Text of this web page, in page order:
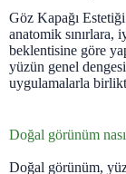
Göz Kapağı
anatomik sınırlara,
beklentisine göre
yüzün genel
uygulamalarla
Doğal görünüm
Doğal görünüm,